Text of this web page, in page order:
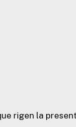
rigen la